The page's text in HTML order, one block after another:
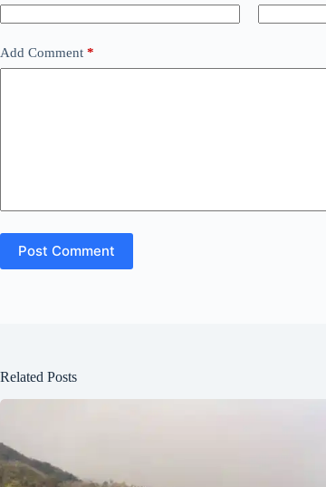
Add Comment *
Post Comment
Related Posts